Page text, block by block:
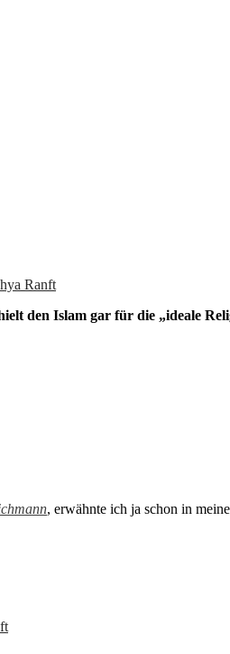
Ranft
den Islam gar für die „ideale
, erwähnte ich ja schon in